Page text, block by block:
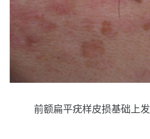
前额扁平疣样皮损基础上